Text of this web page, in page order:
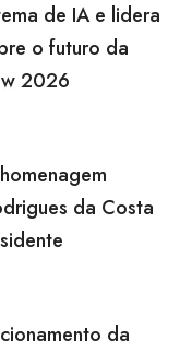
de IA e lidera
o futuro da
2026
da Costa
da